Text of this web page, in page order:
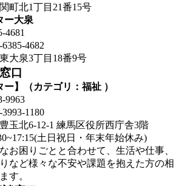
町北1丁目21番15号
ー大泉
4681
4682
大泉3丁目18番9号
口
ー】（カテゴリ：福祉 ）
9963
1180
玉北6-12-1 練馬区役所西庁舎3階
土日祝日・年末年始休み)
お困りごとと合わせて、生活や仕事、
など様々な不安や課題を抱えた方の相
す。